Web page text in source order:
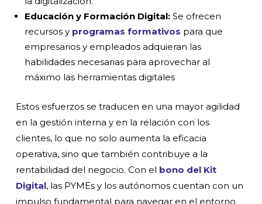
Educación y Formación Digital: Se ofrecen
recursos y programas formativos para que
empresarios y empleados adquieran las
habilidades necesarias para aprovechar al
máximo las herramientas digitales
Estos esfuerzos se traducen en una mayor agilidad
en la gestión interna y en la relación con los
clientes, lo que no solo aumenta la eficacia
operativa, sino que también contribuye a la
rentabilidad del negocio. Con el bono del Kit
Digital, las PYMEs y los autónomos cuentan con un
impulso fundamental para navegar en el entorno